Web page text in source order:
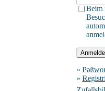
Beim
»
»